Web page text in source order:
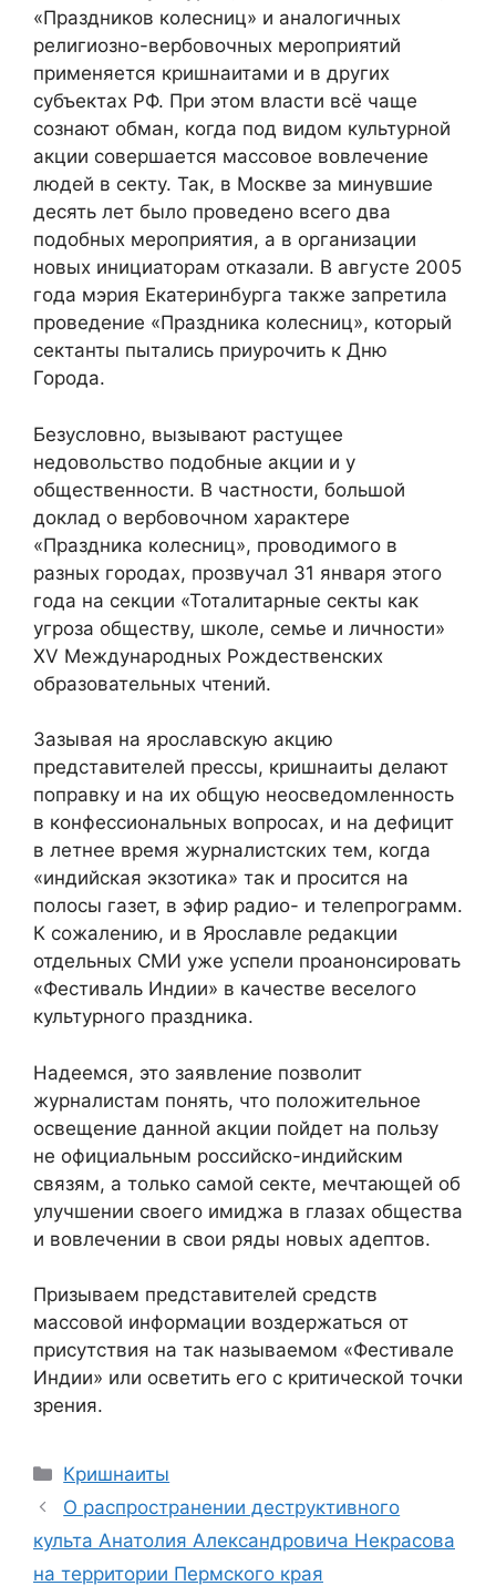
«Праздников колесниц» и аналогичных
религиозно-вербовочных мероприятий
применяется кришнаитами и в других
субъектах РФ. При этом власти всё чаще
сознают обман, когда под видом культурной
акции совершается массовое вовлечение
людей в секту. Так, в Москве за минувшие
десять лет было проведено всего два
подобных мероприятия, а в организации
новых инициаторам отказали. В августе 2005
года мэрия Екатеринбурга также запретила
проведение «Праздника колесниц», который
сектанты пытались приурочить к Дню
Города.
Безусловно, вызывают растущее
недовольство подобные акции и у
общественности. В частности, большой
доклад о вербовочном характере
«Праздника колесниц», проводимого в
разных городах, прозвучал 31 января этого
года на секции «Тоталитарные секты как
угроза обществу, школе, семье и личности»
XV Международных Рождественских
образовательных чтений.
Зазывая на ярославскую акцию
представителей прессы, кришнаиты делают
поправку и на их общую неосведомленность
в конфессиональных вопросах, и на дефицит
в летнее время журналистских тем, когда
«индийская экзотика» так и просится на
полосы газет, в эфир радио- и телепрограмм.
К сожалению, и в Ярославле редакции
отдельных СМИ уже успели проанонсировать
«Фестиваль Индии» в качестве веселого
культурного праздника.
Надеемся, это заявление позволит
журналистам понять, что положительное
освещение данной акции пойдет на пользу
не официальным российско-индийским
связям, а только самой секте, мечтающей об
улучшении своего имиджа в глазах общества
и вовлечении в свои ряды новых адептов.
Призываем представителей средств
массовой информации воздержаться от
присутствия на так называемом «Фестивале
Индии» или осветить его с критической точки
зрения.
Рубрики
Кришнаиты
О распространении деструктивного
культа Анатолия Александровича Некрасова
на территории Пермского края